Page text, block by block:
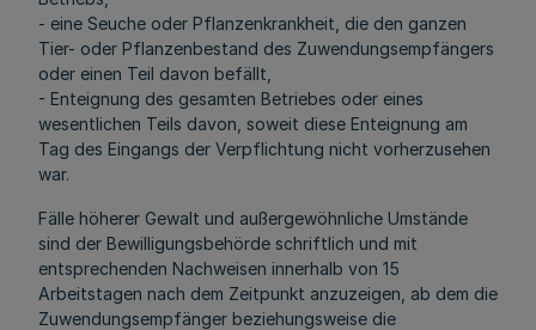
- eine Seuche oder Pflanzenkrankheit, die den ganzen
Tier- oder Pflanzenbestand des Zuwendungsempfängers
oder einen Teil davon befällt,
- Enteignung des gesamten Betriebes oder eines
wesentlichen Teils davon, soweit diese Enteignung am
Tag des Eingangs der Verpflichtung nicht vorherzusehen
war.
Fälle höherer Gewalt und außergewöhnliche Umstände
sind der Bewilligungsbehörde schriftlich und mit
entsprechenden Nachweisen innerhalb von 15
Arbeitstagen nach dem Zeitpunkt anzuzeigen, ab dem die
Zuwendungsempfänger beziehungsweise die